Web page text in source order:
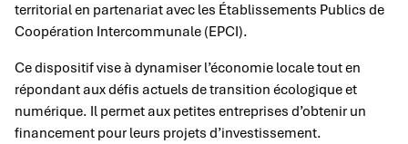
territorial en partenariat avec les Établissements Publics de
Coopération Intercommunale (EPCI).
Ce dispositif vise à dynamiser l’économie locale tout en
répondant aux défis actuels de transition écologique et
numérique. Il permet aux petites entreprises d’obtenir un
financement pour leurs projets d’investissement.